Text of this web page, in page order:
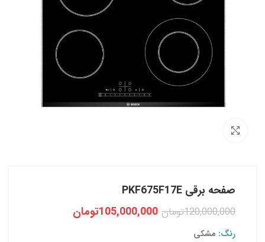
صفحه برقی PKF675F17E
120,000,000تومان 105,000,000تومان
رنگ: مشکی